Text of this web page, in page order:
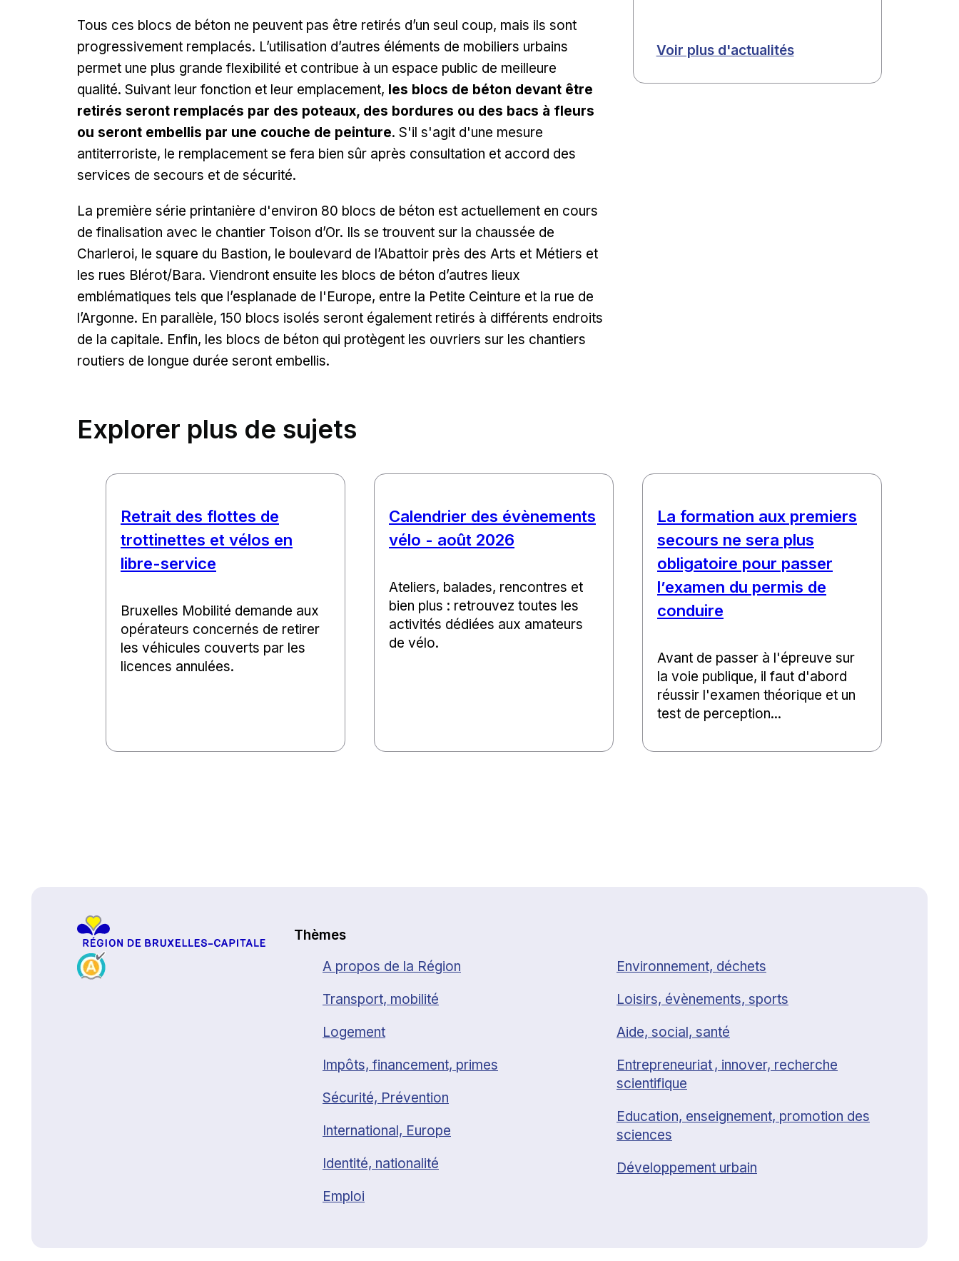
Tous ces blocs de béton ne peuvent pas être retirés d’un seul coup, mais ils sont
progressivement remplacés. L’utilisation d’autres éléments de mobiliers urbains
permet une plus grande flexibilité et contribue à un espace public de meilleure
qualité. Suivant leur fonction et leur emplacement, les blocs de béton devant être
retirés seront remplacés par des poteaux, des bordures ou des bacs à fleurs
ou seront embellis par une couche de peinture. S'il s'agit d'une mesure
antiterroriste, le remplacement se fera bien sûr après consultation et accord des
services de secours et de sécurité.
La première série printanière d'environ 80 blocs de béton est actuellement en cours
de finalisation avec le chantier Toison d’Or. Ils se trouvent sur la chaussée de
Charleroi, le square du Bastion, le boulevard de l’Abattoir près des Arts et Métiers et
les rues Blérot/Bara. Viendront ensuite les blocs de béton d’autres lieux
emblématiques tels que l’esplanade de l'Europe, entre la Petite Ceinture et la rue de
l’Argonne. En parallèle, 150 blocs isolés seront également retirés à différents endroits
de la capitale. Enfin, les blocs de béton qui protègent les ouvriers sur les chantiers
routiers de longue durée seront embellis.
Voir plus d'actualités
Explorer plus de sujets
Retrait des flottes de
trottinettes et vélos en
libre-service
Bruxelles Mobilité demande aux
opérateurs concernés de retirer
les véhicules couverts par les
licences annulées.
Calendrier des évènements
vélo - août 2026
Ateliers, balades, rencontres et
bien plus : retrouvez toutes les
activités dédiées aux amateurs
de vélo.
La formation aux premiers
secours ne sera plus
obligatoire pour passer
l’examen du permis de
conduire
Avant de passer à l'épreuve sur
la voie publique, il faut d'abord
réussir l'examen théorique et un
test de perception...
Thèmes
A propos de la Région
Transport, mobilité
Logement
Impôts, financement, primes
Sécurité, Prévention
International, Europe
Identité, nationalité
Emploi
Environnement, déchets
Loisirs, évènements, sports
Aide, social, santé
Entrepreneuriat , innover, recherche
scientifique
Education, enseignement, promotion des
sciences
Développement urbain